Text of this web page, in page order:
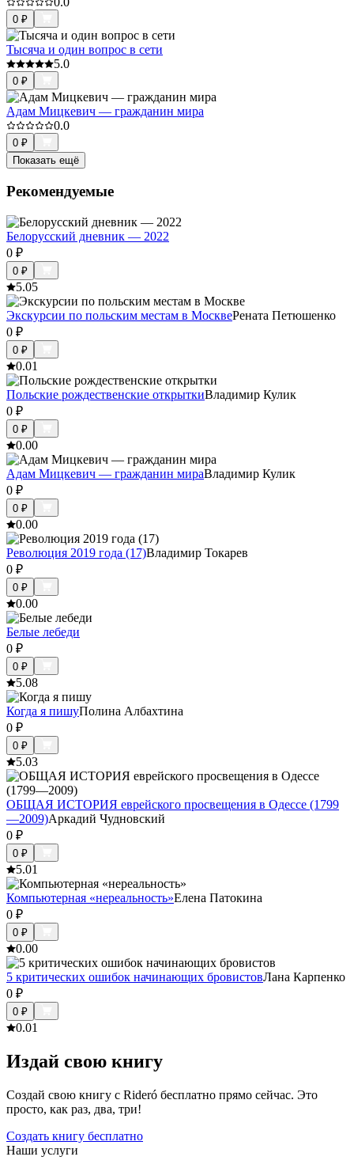
0 ₽
Тысяча и один вопрос в сети
5.0
0 ₽
Адам Мицкевич — гражданин мира
0.0
0 ₽
Показать ещё
Рекомендуемые
Белорусский дневник — 2022
0 ₽
0 ₽
5.05
Экскурсии по польским местам в МосквеРената Петюшенко
0 ₽
0 ₽
0.01
Польские рождественские открыткиВладимир Кулик
0 ₽
0 ₽
0.00
Адам Мицкевич — гражданин мираВладимир Кулик
0 ₽
0 ₽
0.00
Революция 2019 года (17)Владимир Токарев
0 ₽
0 ₽
0.00
Белые лебеди
0 ₽
0 ₽
5.08
Когда я пишуПолина Албахтина
0 ₽
0 ₽
5.03
ОБЩАЯ ИСТОРИЯ еврейского просвещения в Одессе (1799
—2009)Аркадий Чудновский
0 ₽
0 ₽
5.01
Компьютерная «нереальность»Елена Патокина
0 ₽
0 ₽
0.00
5 критических ошибок начинающих бровистовЛана Карпенко
0 ₽
0 ₽
0.01
Издай свою книгу
Создай свою книгу с Rideró бесплатно прямо сейчас. Это
просто, как раз, два, три!
Создать книгу бесплатно
Наши услуги